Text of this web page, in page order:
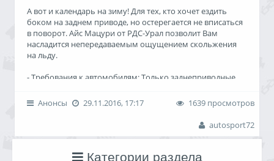
Категории раздела
А вот и календарь на зиму! Для тех, кто хочет ездить
боком на заднем приводе, но остерегается не вписаться
в поворот. Айс Мацури от РДС-Урал позволит Вам
насладится непередаваемым ощущением скольжения
на льду.
- Требования к автомобилям: Только заднеприводные
присутствовать на автомобиле (разрешено участвовать
без бамперов) Ремни обязательно (можно сток).
Обязательно чтобы из машины ничего не текло и не
капало. Обязательно нормально закрепленный
задней части автомобиля, наваривание таранов,
Анонсы 29.11.2016, 17:17
1639 просмотров
autosport72